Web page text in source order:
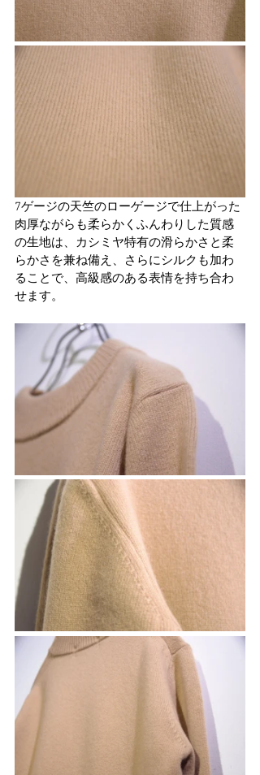
7ゲージの天竺のローゲージで仕上がった
肉厚ながらも柔らかくふんわりした質感
の生地は、カシミヤ特有の滑らかさと柔
らかさを兼ね備え、さらにシルクも加わ
ることで、高級感のある表情を持ち合わ
せます。